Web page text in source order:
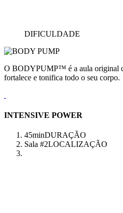
DIFICULDADE
O BODYPUMP™ é a aula original
fortalece e tonifica todo o seu corpo.
INTENSIVE POWER
45minDURAÇÃO
Sala #2LOCALIZAÇÃO